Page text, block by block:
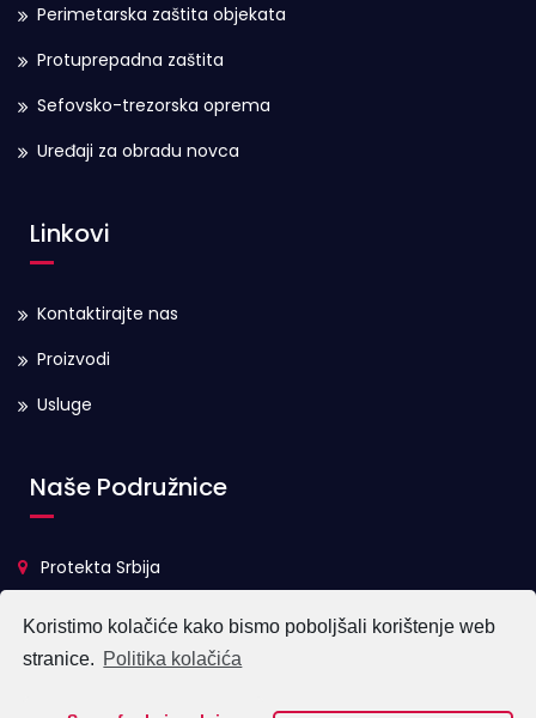
Koristimo kolačiće kako bismo poboljšali korištenje web
stranice. Politika kolačića
Perimetarska zaštita objekata
Protuprepadna zaštita
Sefovsko-trezorska oprema
Uređaji za obradu novca
Linkovi
Kontaktirajte nas
Proizvodi
Usluge
Naše Podružnice
Protekta Srbija